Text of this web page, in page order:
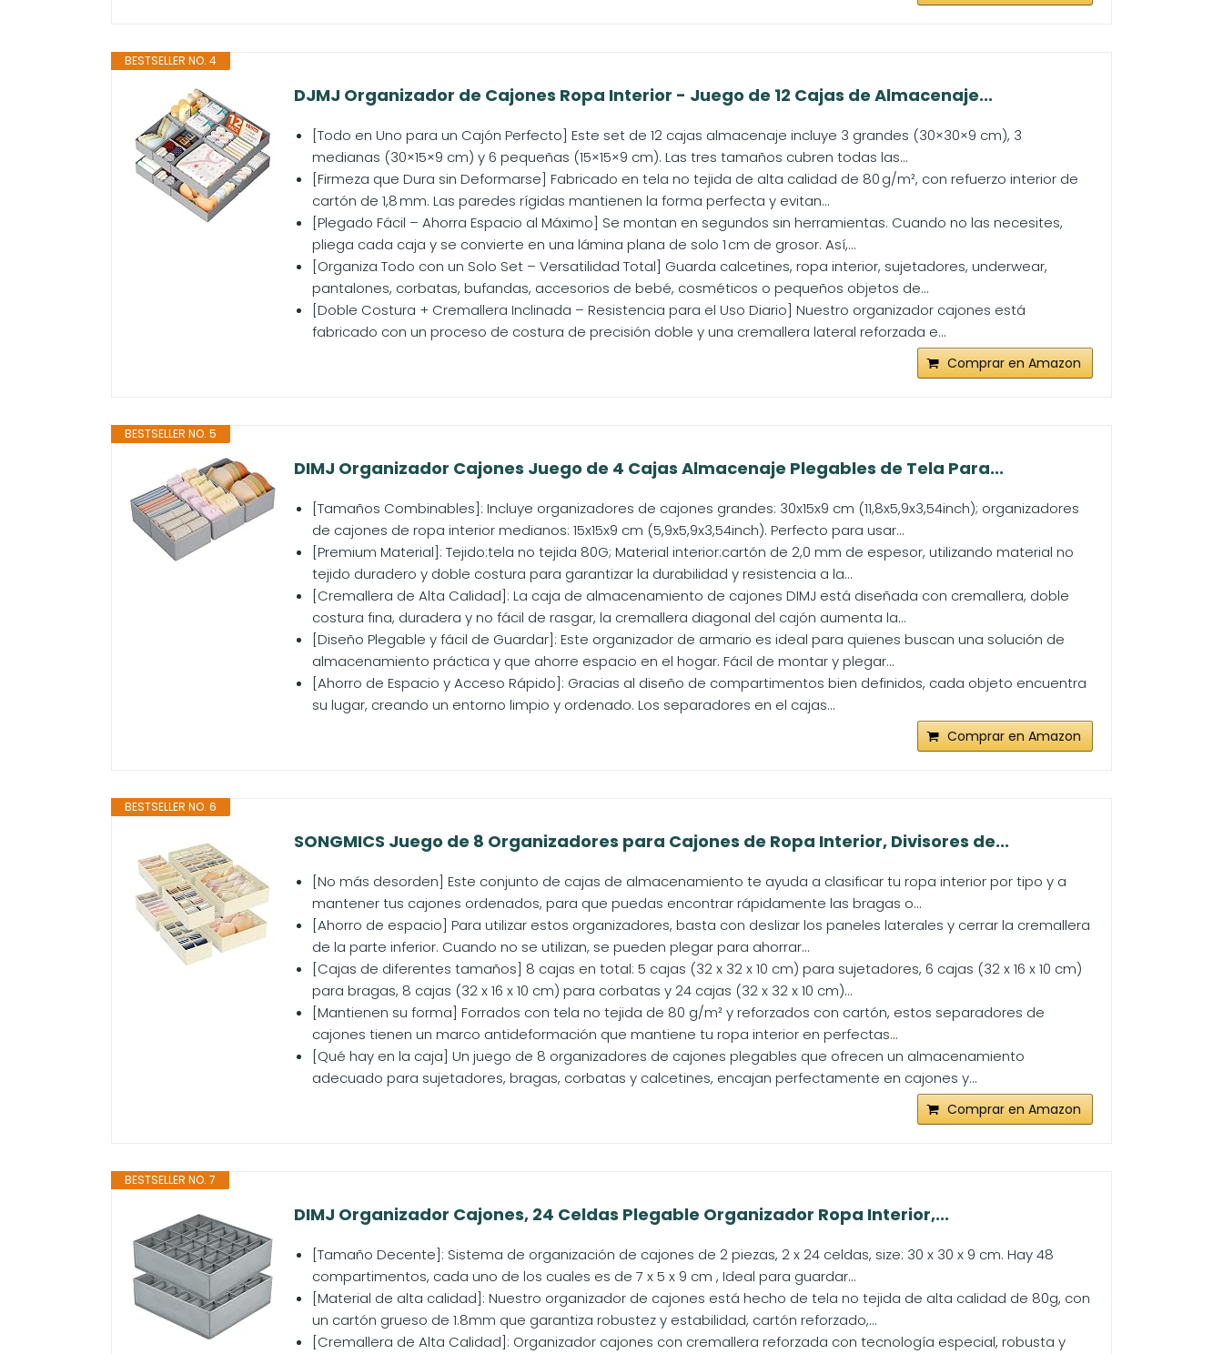
BESTSELLER NO. 4
DJMJ Organizador de Cajones Ropa Interior - Juego de 12 Cajas de Almacenaje...
[Todo en Uno para un Cajón Perfecto] Este set de 12 cajas almacenaje incluye 3 grandes (30×30×9 cm), 3
medianas (30×15×9 cm) y 6 pequeñas (15×15×9 cm). Las tres tamaños cubren todas las...
[Firmeza que Dura sin Deformarse] Fabricado en tela no tejida de alta calidad de 80 g/m², con refuerzo interior de
cartón de 1,8 mm. Las paredes rígidas mantienen la forma perfecta y evitan...
[Plegado Fácil – Ahorra Espacio al Máximo] Se montan en segundos sin herramientas. Cuando no las necesites,
pliega cada caja y se convierte en una lámina plana de solo 1 cm de grosor. Así,...
[Organiza Todo con un Solo Set – Versatilidad Total] Guarda calcetines, ropa interior, sujetadores, underwear,
pantalones, corbatas, bufandas, accesorios de bebé, cosméticos o pequeños objetos de...
[Doble Costura + Cremallera Inclinada – Resistencia para el Uso Diario] Nuestro organizador cajones está
fabricado con un proceso de costura de precisión doble y una cremallera lateral reforzada e...
Comprar en Amazon
BESTSELLER NO. 5
DIMJ Organizador Cajones Juego de 4 Cajas Almacenaje Plegables de Tela Para...
[Tamaños Combinables]: Incluye organizadores de cajones grandes: 30x15x9 cm (11,8x5,9x3,54inch); organizadores
de cajones de ropa interior medianos: 15x15x9 cm (5,9x5,9x3,54inch). Perfecto para usar...
[Premium Material]: Tejido:tela no tejida 80G; Material interior:cartón de 2,0 mm de espesor, utilizando material no
tejido duradero y doble costura para garantizar la durabilidad y resistencia a la...
[Cremallera de Alta Calidad]: La caja de almacenamiento de cajones DIMJ está diseñada con cremallera, doble
costura fina, duradera y no fácil de rasgar, la cremallera diagonal del cajón aumenta la...
[Diseño Plegable y fácil de Guardar]: Este organizador de armario es ideal para quienes buscan una solución de
almacenamiento práctica y que ahorre espacio en el hogar. Fácil de montar y plegar...
[Ahorro de Espacio y Acceso Rápido]: Gracias al diseño de compartimentos bien definidos, cada objeto encuentra
su lugar, creando un entorno limpio y ordenado. Los separadores en el cajas...
Comprar en Amazon
BESTSELLER NO. 6
SONGMICS Juego de 8 Organizadores para Cajones de Ropa Interior, Divisores de...
[No más desorden] Este conjunto de cajas de almacenamiento te ayuda a clasificar tu ropa interior por tipo y a
mantener tus cajones ordenados, para que puedas encontrar rápidamente las bragas o...
[Ahorro de espacio] Para utilizar estos organizadores, basta con deslizar los paneles laterales y cerrar la cremallera
de la parte inferior. Cuando no se utilizan, se pueden plegar para ahorrar...
[Cajas de diferentes tamaños] 8 cajas en total: 5 cajas (32 x 32 x 10 cm) para sujetadores, 6 cajas (32 x 16 x 10 cm)
para bragas, 8 cajas (32 x 16 x 10 cm) para corbatas y 24 cajas (32 x 32 x 10 cm)...
[Mantienen su forma] Forrados con tela no tejida de 80 g/m² y reforzados con cartón, estos separadores de
cajones tienen un marco antideformación que mantiene tu ropa interior en perfectas...
[Qué hay en la caja] Un juego de 8 organizadores de cajones plegables que ofrecen un almacenamiento
adecuado para sujetadores, bragas, corbatas y calcetines, encajan perfectamente en cajones y...
Comprar en Amazon
BESTSELLER NO. 7
DIMJ Organizador Cajones, 24 Celdas Plegable Organizador Ropa Interior,...
[Tamaño Decente]: Sistema de organización de cajones de 2 piezas, 2 x 24 celdas, size: 30 x 30 x 9 cm. Hay 48
compartimentos, cada uno de los cuales es de 7 x 5 x 9 cm , Ideal para guardar...
[Material de alta calidad]: Nuestro organizador de cajones está hecho de tela no tejida de alta calidad de 80g, con
un cartón grueso de 1.8mm que garantiza robustez y estabilidad, cartón reforzado,...
[Cremallera de Alta Calidad]: Organizador cajones con cremallera reforzada con tecnología especial, robusta y